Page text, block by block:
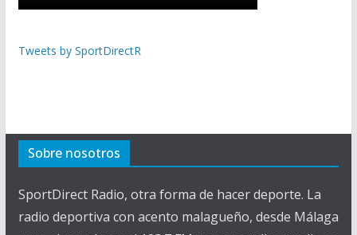
Tweets by SportDirectR
Sobre nosotros
SportDirect Radio, otra forma de hacer deporte. La
radio deportiva con acento malagueño, desde Málaga